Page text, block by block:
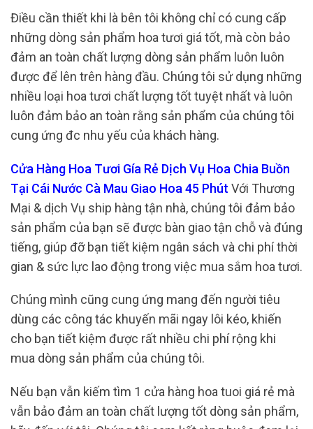
Điều cần thiết khi là bên tôi không chỉ có cung cấp
những dòng sản phẩm hoa tươi giá tốt, mà còn bảo
đảm an toàn chất lượng dòng sản phẩm luôn luôn
được để lên trên hàng đầu. Chúng tôi sử dụng những
nhiều loại hoa tươi chất lượng tốt tuyệt nhất và luôn
luôn đảm bảo an toàn rằng sản phẩm của chúng tôi
cung ứng đc nhu yếu của khách hàng.
Cửa Hàng Hoa Tươi Gía Rẻ Dịch Vụ Hoa Chia Buồn
Tại Cái Nước Cà Mau Giao Hoa 45 Phút Với Thương
Mại & dịch Vụ ship hàng tận nhà, chúng tôi đảm bảo
sản phẩm của bạn sẽ được bàn giao tận chỗ và đúng
tiếng, giúp đỡ bạn tiết kiệm ngân sách và chi phí thời
gian & sức lực lao động trong việc mua sắm hoa tươi.
Chúng mình cũng cung ứng mang đến người tiêu
dùng các công tác khuyến mãi ngay lôi kéo, khiến
cho bạn tiết kiệm được rất nhiều chi phí rộng khi
mua dòng sản phẩm của chúng tôi.
Nếu bạn vẫn kiếm tìm 1 cửa hàng hoa tuoi giá rẻ mà
vẫn bảo đảm an toàn chất lượng tốt dòng sản phẩm,